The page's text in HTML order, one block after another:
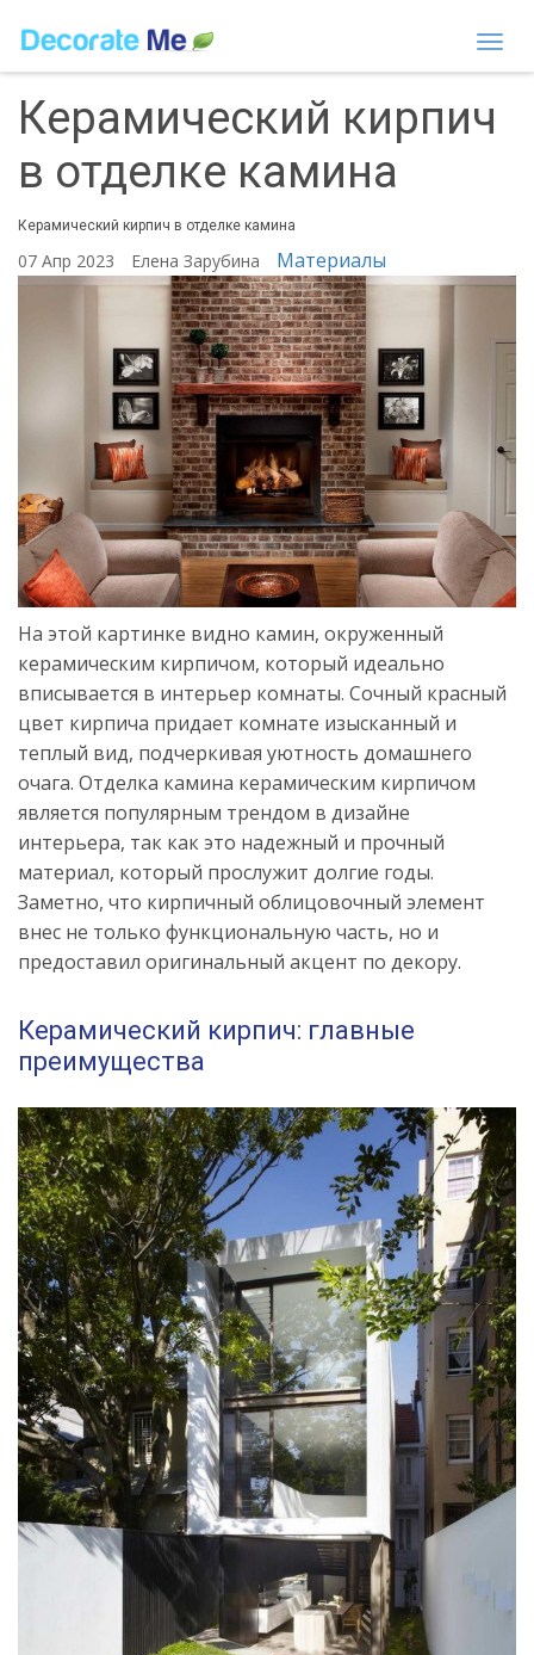
Керамический кирпич
в отделке камина
Керамический кирпич в отделке камина
07 Апр 2023 Елена Зарубина Материалы
На этой картинке видно камин, окруженный
керамическим кирпичом, который идеально
вписывается в интерьер комнаты. Сочный красный
цвет кирпича придает комнате изысканный и
теплый вид, подчеркивая уютность домашнего
очага. Отделка камина керамическим кирпичом
является популярным трендом в дизайне
интерьера, так как это надежный и прочный
материал, который прослужит долгие годы.
Заметно, что кирпичный облицовочный элемент
внес не только функциональную часть, но и
предоставил оригинальный акцент по декору.
Керамический кирпич: главные
преимущества